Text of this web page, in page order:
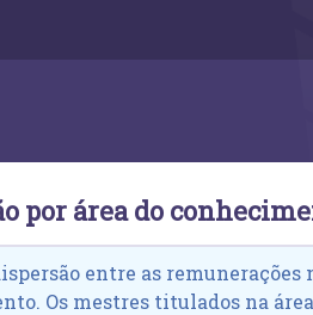
por área
por área do
entre as
Os mestres titulados na